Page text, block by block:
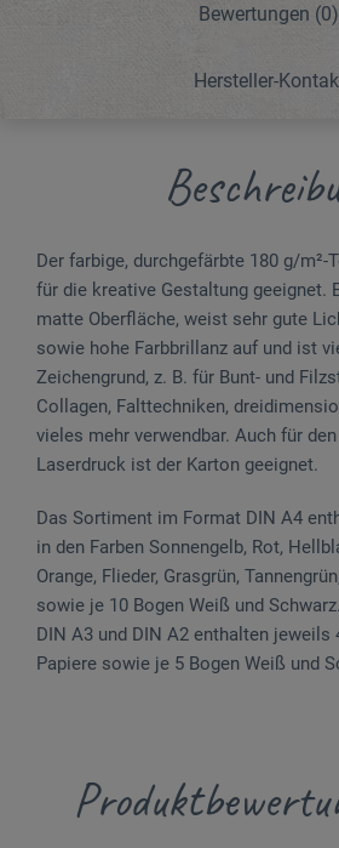
Bewertungen (0)
Hersteller-
Der farbige, durchgefärbte 180 g/m²-
für die kreative Gestaltung geeignet.
matte Oberfläche, weist sehr gute
sowie hohe Farbbrillanz auf und ist
Zeichengrund, z. B. für Bunt- und
Collagen, Falttechniken,
vieles mehr verwendbar. Auch für
Laserdruck ist der Karton geeignet.
Das Sortiment im Format DIN A4
in den Farben Sonnengelb, Rot,
Orange, Flieder, Grasgrün,
sowie je 10 Bogen Weiß und
DIN A3 und DIN A2 enthalten jeweils
Papiere sowie je 5 Bogen Weiß und